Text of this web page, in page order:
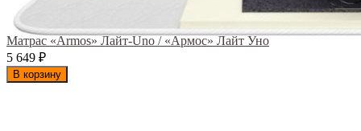
Матрас «Armos» Лайт-Uno / «Армос» Лайт Уно
5 649 ₽
В корзину